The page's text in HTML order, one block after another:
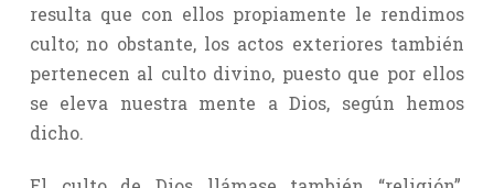
resulta que con ellos propiamente le rendimos
culto; no obstante, los actos exteriores también
pertenecen al culto divino, puesto que por ellos
se eleva nuestra mente a Dios, según hemos
dicho.